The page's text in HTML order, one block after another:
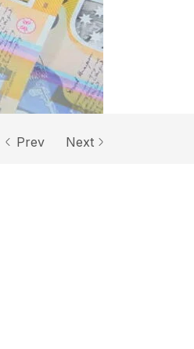
Prev Next